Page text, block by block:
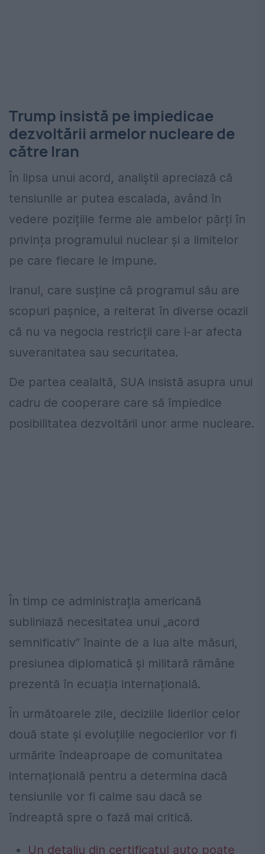
Trump insistă pe impiedicae
dezvoltării armelor nucleare de
către Iran
În lipsa unui acord, analiștii apreciază că
tensiunile ar putea escalada, având în
vedere pozițiile ferme ale ambelor părți în
privința programului nuclear și a limitelor
pe care fiecare le impune.
Iranul, care susține că programul său are
scopuri pașnice, a reiterat în diverse ocazii
că nu va negocia restricții care i-ar afecta
suveranitatea sau securitatea.
De partea cealaltă, SUA insistă asupra unui
cadru de cooperare care să împiedice
posibilitatea dezvoltării unor arme nucleare.
În timp ce administrația americană
subliniază necesitatea unui „acord
semnificativ” înainte de a lua alte măsuri,
presiunea diplomatică și militară rămâne
prezentă în ecuația internațională.
În următoarele zile, deciziile liderilor celor
două state și evoluțiile negocierilor vor fi
urmărite îndeaproape de comunitatea
internațională pentru a determina dacă
tensiunile vor fi calme sau dacă se
îndreaptă spre o fază mai critică.
Un detaliu din certificatul auto poate